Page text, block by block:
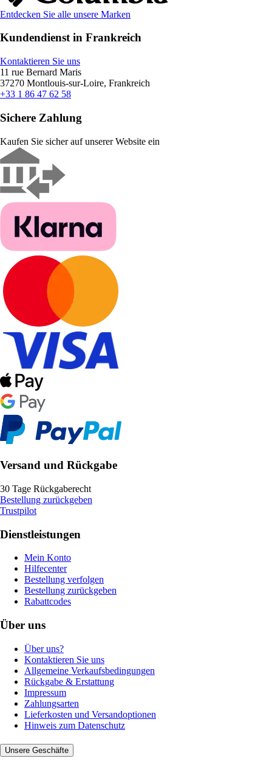
Entdecken Sie alle unsere Marken
Kundendienst in Frankreich
Kontaktieren Sie uns
11 rue Bernard Maris
37270 Montlouis-sur-Loire, Frankreich
+33 1 86 47 62 58
Sichere Zahlung
Kaufen Sie sicher auf unserer Website ein
Versand und Rückgabe
30 Tage Rückgaberecht
Bestellung zurückgeben
Trustpilot
Dienstleistungen
Mein Konto
Hilfecenter
Bestellung verfolgen
Bestellung zurückgeben
Rabattcodes
Über uns
Über uns?
Kontaktieren Sie uns
Allgemeine Verkaufsbedingungen
Rückgabe & Erstattung
Impressum
Zahlungsarten
Lieferkosten und Versandoptionen
Hinweis zum Datenschutz
Unsere Geschäfte